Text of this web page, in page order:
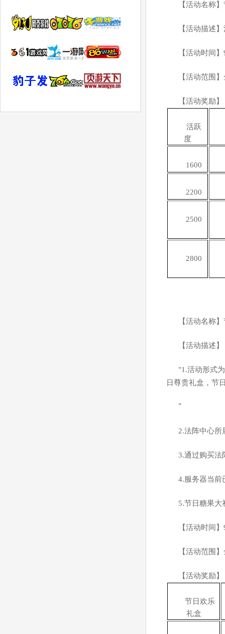
【活动名称
【活动描述
【活动时间】
【活动范围
【活动奖励】
活跃
度
1600
2200
2500
2800
【活动名称
【活动描述】
"1.活动形式
日尊贵礼盒，节
"
2.法阵中心所
3.通过购买法
4. 服务器当
5.节日糖果大
【活动时间】
【活动范围
【活动奖励】
节日欢乐
礼盒